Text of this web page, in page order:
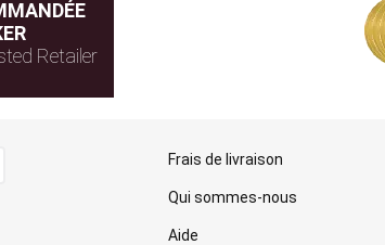
Retailer
Frais de livraison
Qui sommes-nous
Aide